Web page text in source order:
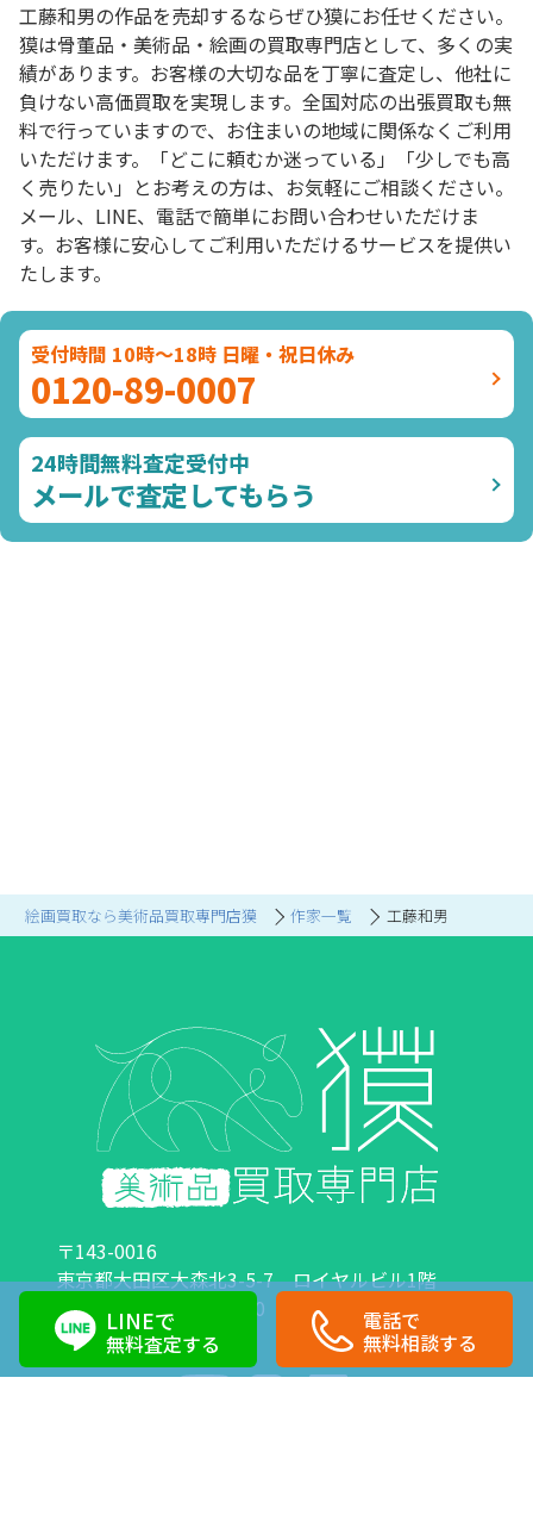
LINEで
無料査定する
電話で
無料相談する
絵画買取なら美術品買取専門店獏 作家一覧 工藤和男
工藤和男の作品を売却するならぜひ獏にお任せください。
獏は骨董品・美術品・絵画の買取専門店として、多くの実
績があります。お客様の大切な品を丁寧に査定し、他社に
負けない高価買取を実現します。全国対応の出張買取も無
料で行っていますので、お住まいの地域に関係なくご利用
いただけます。「どこに頼むか迷っている」「少しでも高
く売りたい」とお考えの方は、お気軽にご相談ください。
メール、LINE、電話で簡単にお問い合わせいただけま
す。お客様に安心してご利用いただけるサービスを提供い
たします。
受付時間 10時～18時 日曜・祝日休み
0120-89-0007
24時間無料査定受付中
メールで査定してもらう
〒143-0016
東京都大田区大森北3-5-7 ロイヤルビル1階
営業時間：10:00～18:00 定休日：日曜日・祝日
0120-89-0007 03-6423-1033